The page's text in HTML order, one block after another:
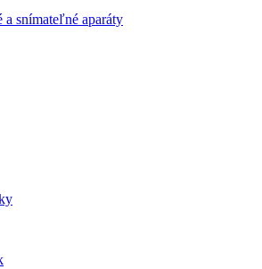
a snímateľné aparáty